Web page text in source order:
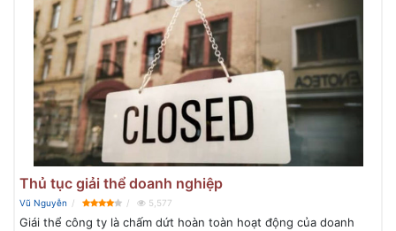
Thủ tục giải thể doanh nghiệp
Vũ Nguyễn 5,577
Giái thể công ty là chấm dứt hoàn toàn hoạt động của doanh